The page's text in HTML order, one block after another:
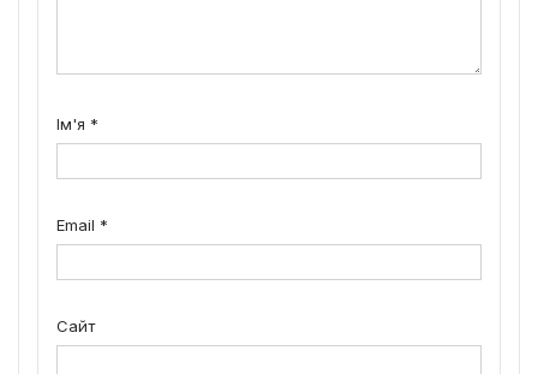
Ім'я *
Email *
Сайт